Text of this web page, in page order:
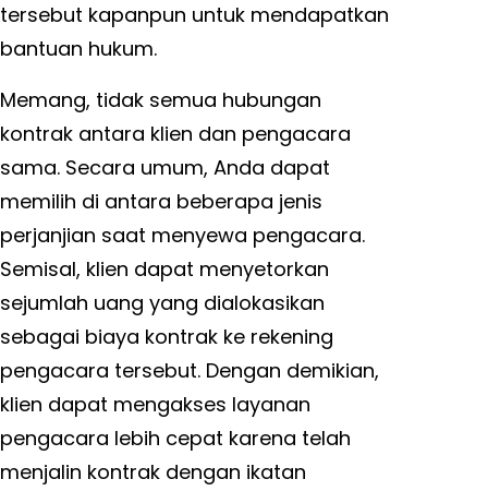
tersebut kapanpun untuk mendapatkan
bantuan hukum.
Memang, tidak semua hubungan
kontrak antara klien dan pengacara
sama. Secara umum, Anda dapat
memilih di antara beberapa jenis
perjanjian saat menyewa pengacara.
Semisal, klien dapat menyetorkan
sejumlah uang yang dialokasikan
sebagai biaya kontrak ke rekening
pengacara tersebut. Dengan demikian,
klien dapat mengakses layanan
pengacara lebih cepat karena telah
menjalin kontrak dengan ikatan